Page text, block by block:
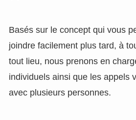
Basés sur le concept qui vous
joindre facilement plus tard, à
tout lieu, nous prenons en
individuels ainsi que les appels
avec plusieurs personnes.